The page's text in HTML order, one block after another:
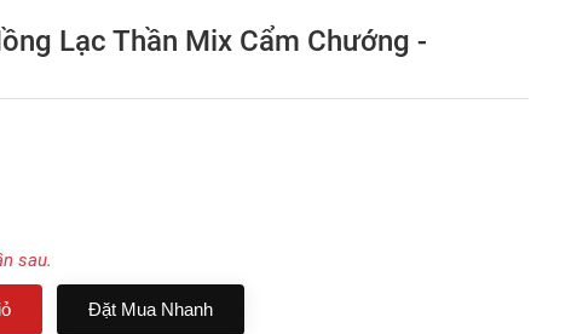
Lạc Thần Mix Cẩm Chướng -
sau.
Đặt Mua Nhanh